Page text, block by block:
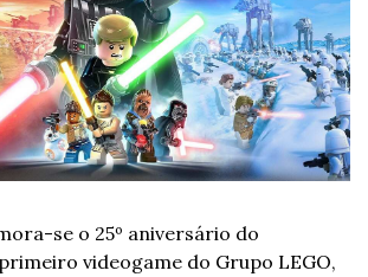
se o 25º aniversário do
videogame do Grupo LEGO,